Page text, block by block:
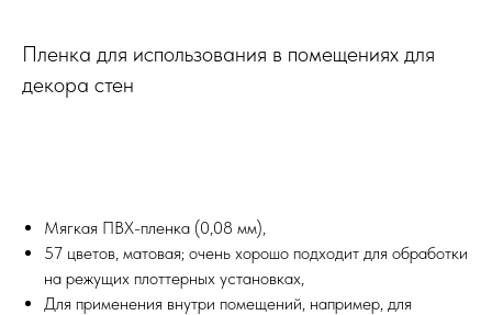
Пленка для использования в помещениях для
декора стен
Мягкая ПВХ-пленка (0,08 мм),
57 цветов, матовая; очень хорошо подходит для обработки
на режущих плоттерных установках,
Для применения внутри помещений, например, для